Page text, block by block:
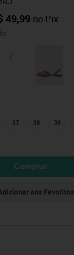
49,99 no Pix
37 38 39
Comprar
aos Favoritos